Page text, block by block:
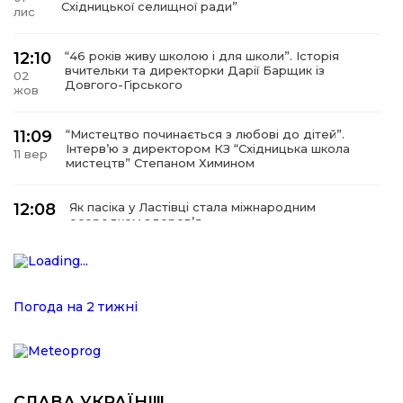
лис
Східницької селищної ради”
12:10
02
жов
“46 років живу школою і для школи”. Історія
вчительки та директорки Дарії Барщик із
Довгого-Гірського
11:09
11 вер
“Мистецтво починається з любові до дітей”.
Інтерв’ю з директором КЗ “Східницька школа
мистецтв” Степаном Химином
12:08
Як пасіка у Ластівці стала міжнародним
осередком здоров’я
15 лип
“Респект — Гаївка”
17:07
Віра, що не згасає. Історія сили духу,
Баброцяк
Погода на 2 тижні